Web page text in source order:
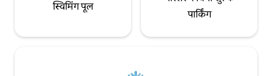
स्विमिंग पूल
पार्किंग